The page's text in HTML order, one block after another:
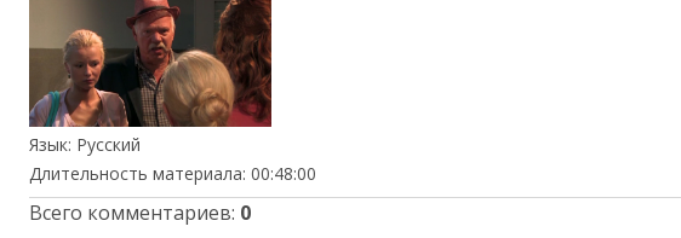
Язык: Русский
Длительность материала: 00:48:00
Всего комментариев: 0